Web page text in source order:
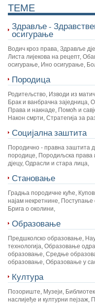
иноватора Републике
иноватора и другим
TEME
Здравље -
осигурање
Водич кроз права, Здравље
Листа лијекова на рецепт,
осигурање, Ино осигурање,
Породица
Родитељство, Изводи из
Брак и ванбрачна заједница,
Права и накнаде, Помоћ и
Након смрти, Стратегија за
Социјална заштита
Породично - правна заштита
породице, Породиљска права
дјецу, Одрасли и стара лица,
Становање
Градња породичне куће,
најам некретнине, Поступање
Брига о околини,
Образовање
Предшколско образовање,
технологија, Образовање
образовање, Средње
образовање, Образовање у
Култура
Позориште, Музеји,
наслијеђе и културни пејзаж,